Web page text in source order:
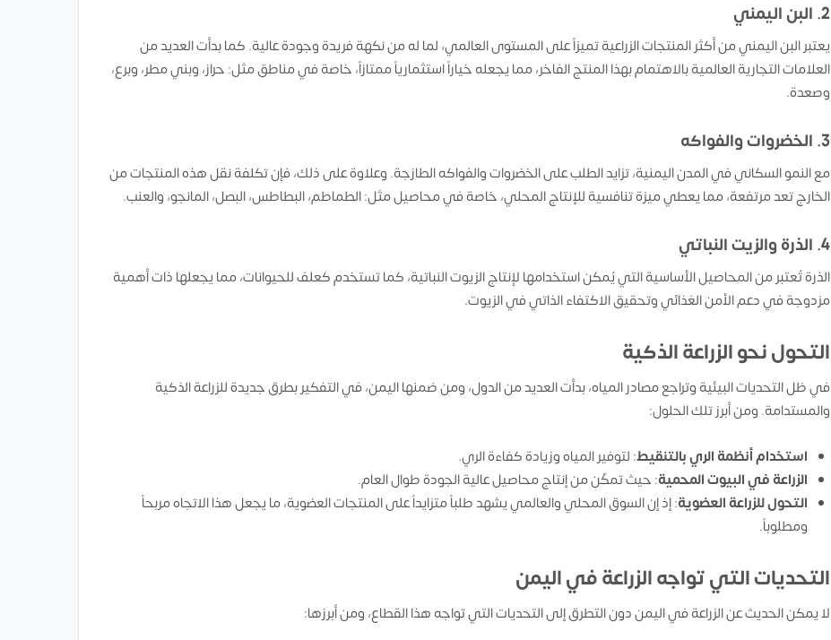
2. البن اليمني
يعتبر البن اليمني من أكثر المنتجات الزراعية تميزاً على المستوى العالمي، لما له من نكهة فريدة وجودة عالية. كما بدأت العديد من
العلامات التجارية العالمية بالاهتمام بهذا المنتج الفاخر، مما يجعله خياراً استثمارياً ممتازاً، خاصة في مناطق مثل: حراز، وبني مطر، وبرع،
وصعدة.
3. الخضروات والفواكه
مع النمو السكاني في المدن اليمنية، تزايد الطلب على الخضروات والفواكه الطازجة. وعلاوة على ذلك، فإن تكلفة نقل هذه المنتجات من
الخارج تعد مرتفعة، مما يعطي ميزة تنافسية للإنتاج المحلي، خاصة في محاصيل مثل: الطماطم، البطاطس، البصل، المانجو، والعنب.
4. الذرة والزيت النباتي
الذرة تُعتبر من المحاصيل الأساسية التي يُمكن استخدامها لإنتاج الزيوت النباتية، كما تستخدم كعلف للحيوانات، مما يجعلها ذات أهمية
مزدوجة في دعم الأمن الغذائي وتحقيق الاكتفاء الذاتي في الزيوت.
التحول نحو الزراعة الذكية
في ظل التحديات البيئية وتراجع مصادر المياه، بدأت العديد من الدول، ومن ضمنها اليمن، في التفكير بطرق جديدة للزراعة الذكية
والمستدامة. ومن أبرز تلك الحلول:
استخدام أنظمة الري بالتنقيط: لتوفير المياه وزيادة كفاءة الري.
الزراعة في البيوت المحمية: حيث تمكّن من إنتاج محاصيل عالية الجودة طوال العام.
التحول للزراعة العضوية: إذ إن السوق المحلي والعالمي يشهد طلباً متزايداً على المنتجات العضوية، ما يجعل هذا الاتجاه مربحاً
ومطلوباً.
التحديات التي تواجه الزراعة في اليمن
لا يمكن الحديث عن الزراعة في اليمن دون التطرق إلى التحديات التي تواجه هذا القطاع، ومن أبرزها: